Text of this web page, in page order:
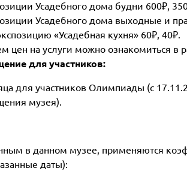
Усадебного дома будни 600₽,
Усадебного дома выходные и
«Усадебная кухня» 60₽, 40₽.
цен на услуги можно ознакомиться в
для участников:
для участников Олимпиады (с
музея).
в данном музее, применяются
даты):